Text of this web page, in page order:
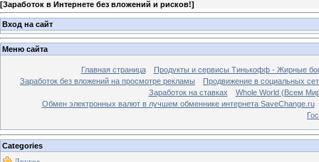
[Заработок в Интернете без вложений и рисков!]
Вход на сайт
Меню сайта
Главная страница
Продукты и сервисы Тинькофф - Жирные
Заработок без вложений на просмотре рекламы
Продвижение в социальных
Заработок на ставках
Whole World (Всем
Обмен электронных валют в лучшем обменнике интернета SaveChange.ru
Categories